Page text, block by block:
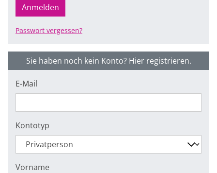
Anmelden
Passwort vergessen?
Sie haben noch kein Konto? Hier registrieren.
E-Mail
Kontotyp
Vorname